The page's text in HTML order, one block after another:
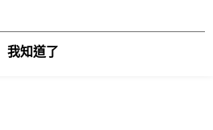
我知道了